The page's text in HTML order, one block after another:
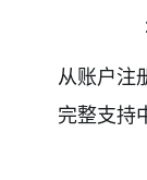
从账户注
完整支持